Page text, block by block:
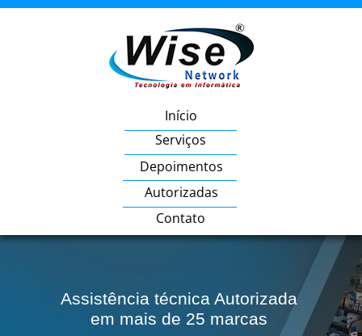
Início
Serviços
Depoimentos
Autorizadas
Contato
Assistência técnica Autorizada
em mais de 25 marcas